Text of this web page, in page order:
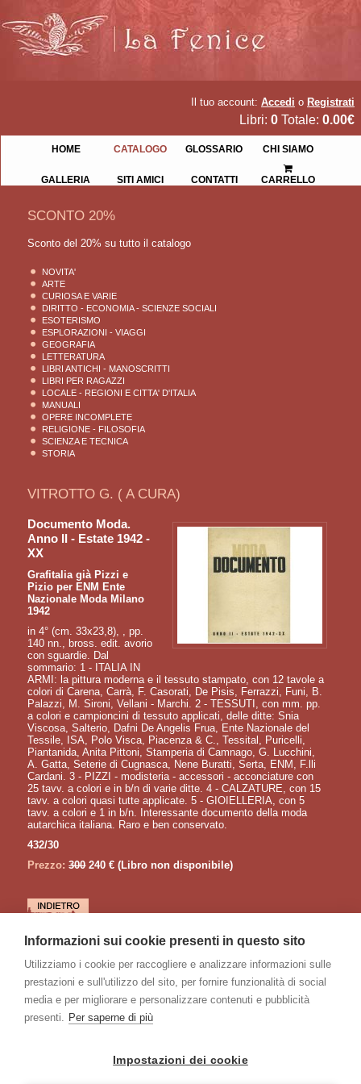
Il tuo account: Accedi o Registrati
Libri: 0 Totale: 0.00€
HOME CATALOGO GLOSSARIO CHI SIAMO
GALLERIA SITI AMICI CONTATTI CARRELLO
SCONTO 20%
Sconto del 20% su tutto il catalogo
NOVITA'
ARTE
CURIOSA E VARIE
DIRITTO - ECONOMIA - SCIENZE SOCIALI
ESOTERISMO
ESPLORAZIONI - VIAGGI
GEOGRAFIA
LETTERATURA
LIBRI ANTICHI - MANOSCRITTI
LIBRI PER RAGAZZI
LOCALE - REGIONI E CITTA' D'ITALIA
MANUALI
OPERE INCOMPLETE
RELIGIONE - FILOSOFIA
SCIENZA E TECNICA
STORIA
VITROTTO G. ( A CURA)
Documento Moda.
Anno II - Estate 1942 -
XX
Grafitalia già Pizzi e
Pizio per ENM Ente
Nazionale Moda Milano
1942
in 4° (cm. 33x23,8), , pp.
140 nn., bross. edit. avorio
con sguardie. Dal
sommario: 1 - ITALIA IN
ARMI: la pittura moderna e il tessuto stampato, con 12 tavole a
colori di Carena, Carrà, F. Casorati, De Pisis, Ferrazzi, Funi, B.
Palazzi, M. Sironi, Vellani - Marchi. 2 - TESSUTI, con mm. pp.
a colori e campioncini di tessuto applicati, delle ditte: Snia
Viscosa, Salterio, Dafni De Angelis Frua, Ente Nazionale del
Tessile, ISA, Polo Visca, Piacenza & C., Tessital, Puricelli,
Piantanida, Anita Pittoni, Stamperia di Camnago, G. Lucchini,
A. Gatta, Seterie di Cugnasca, Nene Buratti, Serta, ENM, F.lli
Cardani. 3 - PIZZI - modisteria - accessori - acconciature con
25 tavv. a colori e in b/n di varie ditte. 4 - CALZATURE, con 15
tavv. a colori quasi tutte applicate. 5 - GIOIELLERIA, con 5
tavv. a colori e 1 in b/n. Interessante documento della moda
autarchica italiana. Raro e ben conservato.
432/30
Prezzo: 300240 € (Libro non disponibile)
LETTURE CONSIGLIATE
Storia del costume. Venti secoli di vita italiana
AGUGLIA Carlo
Caffè storici nel mondo
TOSCHI Paolo (a cura)
Il folklore. Tradizioni, vita e arti popolari
Informazioni sui cookie presenti in questo sito
Utilizziamo i cookie per raccogliere e analizzare informazioni sulle
prestazioni e sull'utilizzo del sito, per fornire funzionalità di social
media e per migliorare e personalizzare contenuti e pubblicità
presenti. Per saperne di più
Impostazioni dei cookie